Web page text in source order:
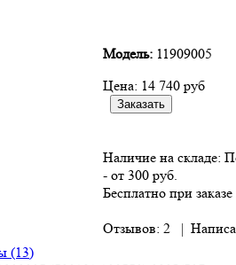
Модель: 11909005
Цена: 14 740 руб
Наличие на складе:
- от 300 руб.
Бесплатно при
Отзывов: 2 |
(13)